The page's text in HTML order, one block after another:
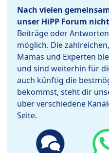
Nach vielen
unser HiPP Forum
Beiträge oder
möglich. Die
Mamas und Experten
und sind weiterhin für
auch künftig die
bekommst, steht dir
über verschiedene
Seite.